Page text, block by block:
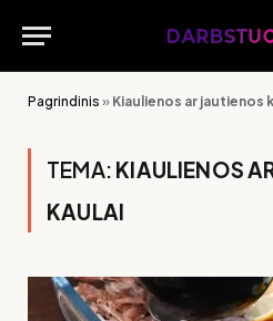
Pagrindinis » Kiaulienos ar jautienos
TEMA: KIAULIENOS
KAULAI